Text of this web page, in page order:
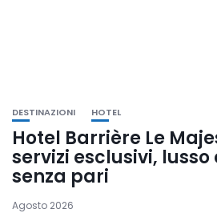
DESTINAZIONI HOTEL
Hotel Barrière Le
servizi esclusivi,
senza pari
Agosto 2026